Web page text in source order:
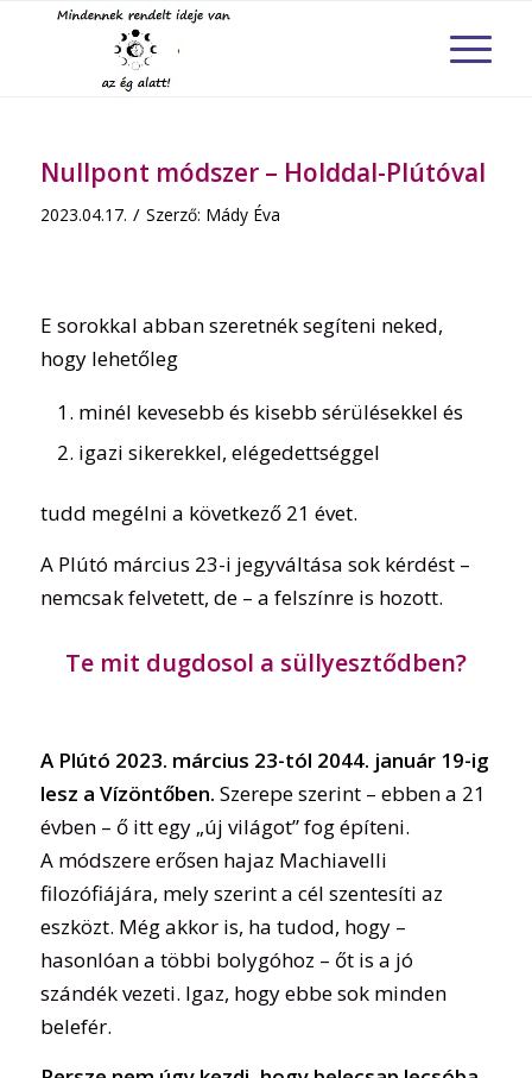
Nullpont módszer – Holddal-Plútóval
2023.04.17. / Szerző: Mády Éva
E sorokkal abban szeretnék segíteni neked,
hogy lehetőleg
minél kevesebb és kisebb sérülésekkel és
igazi sikerekkel, elégedettséggel
tudd megélni a következő 21 évet.
A Plútó március 23-i jegyváltása sok kérdést –
nemcsak felvetett, de – a felszínre is hozott.
Te mit dugdosol a süllyesztődben?
A Plútó 2023. március 23-tól 2044. január 19-ig
lesz a Vízöntőben. Szerepe szerint – ebben a 21
évben – ő itt egy „új világot” fog építeni.
A módszere erősen hajaz Machiavelli
filozófiájára, mely szerint a cél szentesíti az
eszközt. Még akkor is, ha tudod, hogy –
hasonlóan a többi bolygóhoz – őt is a jó
szándék vezeti. Igaz, hogy ebbe sok minden
belefér.